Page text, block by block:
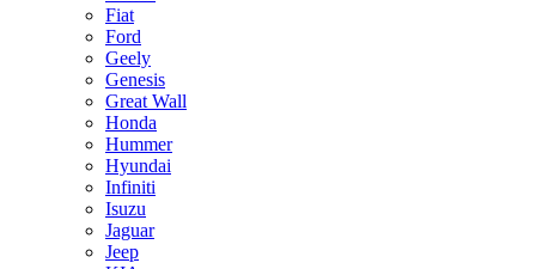
Fiat
Ford
Geely
Genesis
Great Wall
Honda
Hummer
Hyundai
Infiniti
Isuzu
Jaguar
Jeep